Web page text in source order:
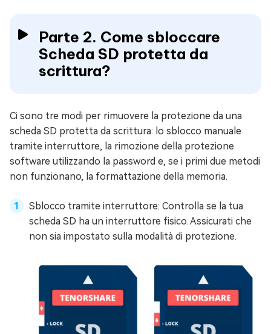
Parte 2. Come sbloccare
Scheda SD protetta da
scrittura?
Ci sono tre modi per rimuovere la protezione da una
scheda SD protetta da scrittura: lo sblocco manuale
tramite interruttore, la rimozione della protezione
software utilizzando la password e, se i primi due metodi
non funzionano, la formattazione della memoria.
Sblocco tramite interruttore: Controlla se la tua
scheda SD ha un interruttore fisico. Assicurati che
non sia impostato sulla modalità di protezione.